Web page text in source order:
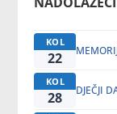
KOL
22
KOL
28 DJEČJI